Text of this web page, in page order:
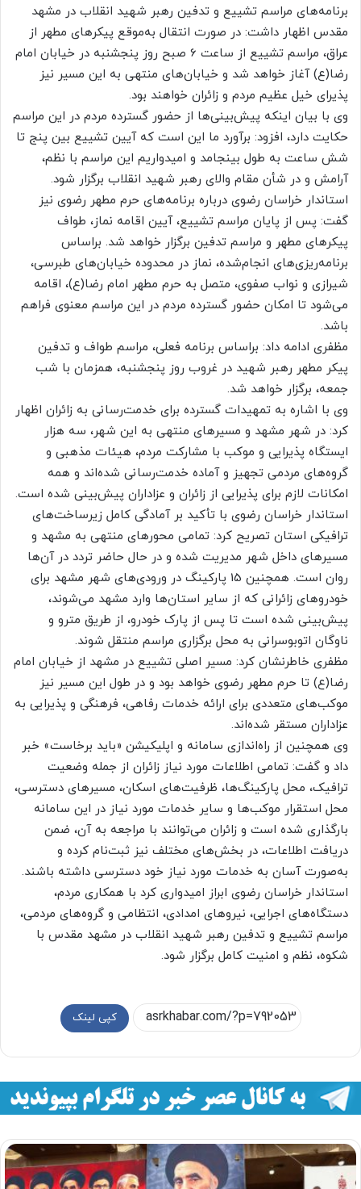
برنامه‌های مراسم تشییع و تدفین رهبر شهید انقلاب در مشهد
مقدس‌ اظهار داشت: در صورت انتقال به‌موقع پیکرهای مطهر از
عراق، مراسم تشییع از ساعت 6 صبح روز پنجشنبه در خیابان امام
رضا(ع) آغاز خواهد شد و خیابان‌های منتهی به این مسیر نیز
پذیرای خیل عظیم مردم و زائران خواهند بود.
وی با بیان اینکه پیش‌بینی‌ها از حضور گسترده مردم در این مراسم
حکایت دارد، افزود: برآورد ما این است که آیین تشییع بین پنج تا
شش ساعت به طول بینجامد و امیدواریم این مراسم با نظم،
آرامش و در شأن مقام والای رهبر شهید انقلاب برگزار شود.
استاندار خراسان رضوی درباره برنامه‌های حرم مطهر رضوی نیز
گفت: پس از پایان مراسم تشییع، آیین اقامه نماز، طواف
پیکرهای مطهر و مراسم تدفین برگزار خواهد شد. بر‌اساس
برنامه‌ریزی‌های انجام‌شده، نماز در محدوده خیابان‌های طبرسی،
شیرازی و نواب صفوی، متصل به حرم مطهر امام رضا(ع)، اقامه
می‌شود تا امکان حضور گسترده مردم در این مراسم معنوی فراهم
باشد.
مظفری ادامه داد: بر‌اساس برنامه فعلی، مراسم طواف و تدفین
پیکر مطهر رهبر شهید در غروب روز پنجشنبه، همزمان با شب
جمعه، برگزار خواهد شد.
وی با اشاره به تمهیدات گسترده برای خدمت‌رسانی به زائران اظهار
کرد: در شهر مشهد و مسیرهای منتهی به این شهر، سه هزار
ایستگاه پذیرایی و موکب با مشارکت مردم، هیئات مذهبی و
گروه‌های مردمی تجهیز و آماده خدمت‌رسانی شده‌اند و همه
امکانات لازم برای پذیرایی از زائران و عزاداران پیش‌بینی شده است.
استاندار خراسان رضوی با تأکید بر آمادگی کامل زیرساخت‌های
ترافیکی استان تصریح کرد: تمامی محورهای منتهی به مشهد و
مسیرهای داخل شهر مدیریت شده و در حال حاضر تردد در آن‌ها
روان است. همچنین 15 پارکینگ در ورودی‌های شهر مشهد برای
خودروهای زائرانی که از سایر استان‌ها وارد مشهد می‌شوند،
پیش‌بینی شده است تا پس از پارک خودرو، از طریق مترو و
ناوگان اتوبوسرانی به محل برگزاری مراسم منتقل شوند.
مظفری خاطرنشان کرد: مسیر اصلی تشییع در مشهد از خیابان امام
رضا(ع) تا حرم مطهر رضوی خواهد بود و در طول این مسیر نیز
موکب‌های متعددی برای ارائه خدمات رفاهی، فرهنگی و پذیرایی به
عزاداران مستقر شده‌اند.
وی همچنین از راه‌اندازی سامانه و اپلیکیشن «باید برخاست» خبر
داد و گفت: تمامی اطلاعات مورد نیاز زائران از جمله وضعیت
ترافیک، محل پارکینگ‌ها، ظرفیت‌های اسکان، مسیرهای دسترسی،
محل استقرار موکب‌ها و سایر خدمات مورد نیاز در این سامانه
بارگذاری شده است و زائران می‌توانند با مراجعه به آن، ضمن
دریافت اطلاعات، در بخش‌های مختلف نیز ثبت‌نام کرده و
به‌صورت آسان به خدمات مورد نیاز خود دسترسی داشته باشند.
استاندار خراسان رضوی ابراز امیدواری کرد با همکاری مردم،
دستگاه‌های اجرایی، نیروهای امدادی، انتظامی و گروه‌های مردمی،
مراسم تشییع و تدفین رهبر شهید انقلاب در مشهد مقدس با
شکوه، نظم و امنیت کامل برگزار شود.
کپی لینک